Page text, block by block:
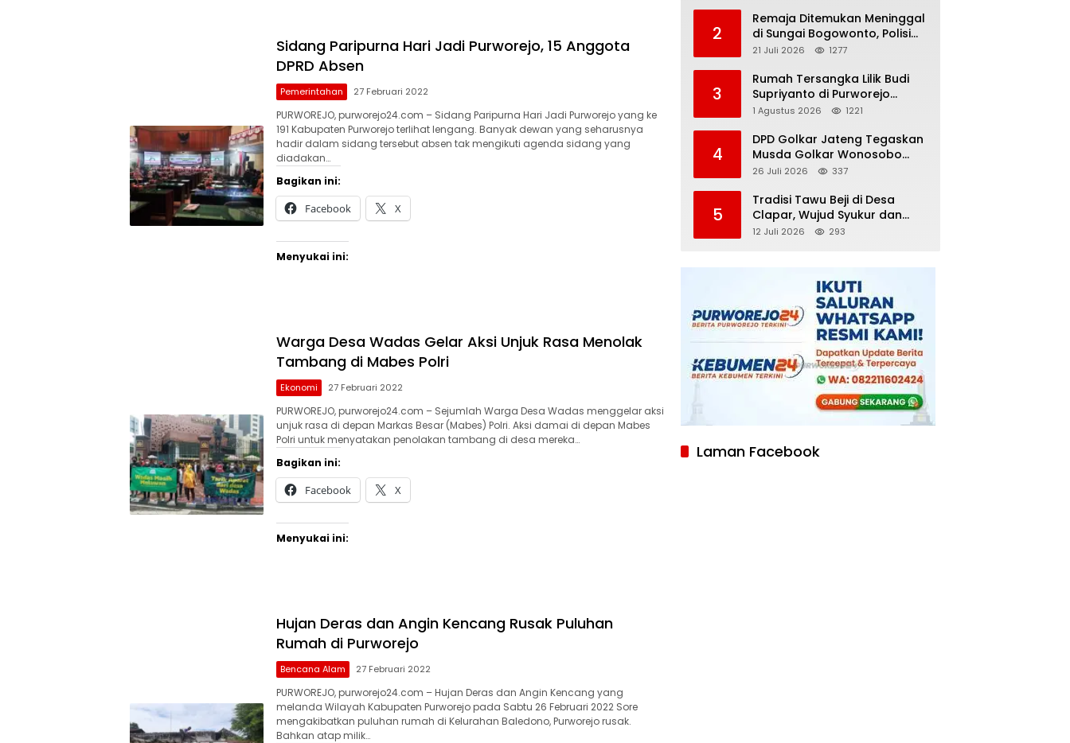
Sidang Paripurna Hari Jadi Purworejo, 15 Anggota
DPRD Absen
Pemerintahan 27 Februari 2022
PURWOREJO, purworejo24.com – Sidang Paripurna Hari Jadi Purworejo yang ke
191 Kabupaten Purworejo terlihat lengang. Banyak dewan yang seharusnya
hadir dalam sidang tersebut absen tak mengikuti agenda sidang yang
diadakan…
Bagikan ini:
Facebook X
Menyukai ini:
Warga Desa Wadas Gelar Aksi Unjuk Rasa Menolak
Tambang di Mabes Polri
Ekonomi 27 Februari 2022
PURWOREJO, purworejo24.com – Sejumlah Warga Desa Wadas menggelar aksi
unjuk rasa di depan Markas Besar (Mabes) Polri. Aksi damai di depan Mabes
Polri untuk menyatakan penolakan tambang di desa mereka…
Bagikan ini:
Facebook X
Menyukai ini:
Hujan Deras dan Angin Kencang Rusak Puluhan
Rumah di Purworejo
Bencana Alam 27 Februari 2022
PURWOREJO, purworejo24.com – Hujan Deras dan Angin Kencang yang
melanda Wilayah Kabupaten Purworejo pada Sabtu 26 Februari 2022 Sore
mengakibatkan puluhan rumah di Kelurahan Baledono, Purworejo rusak.
Bahkan atap milik…
2
Remaja Ditemukan Meninggal
di Sungai Bogowonto, Polisi
Masih Selidiki Penyebab
21 Juli 2026 1277
3
Rumah Tersangka Lilik Budi
Supriyanto di Purworejo
Digeledah KPK, Dua
1 Agustus 2026 1221
4
DPD Golkar Jateng Tegaskan
Musda Golkar Wonosobo
Sah, Imam Teguh Purnomo
26 Juli 2026 337
5
Tradisi Tawu Beji di Desa
Clapar, Wujud Syukur dan
Pelestarian Sumber Air
12 Juli 2026 293
Laman Facebook